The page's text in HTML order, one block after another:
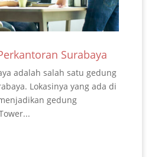
Surabaya
adalah salah satu gedung
Lokasinya yang ada di
gedung